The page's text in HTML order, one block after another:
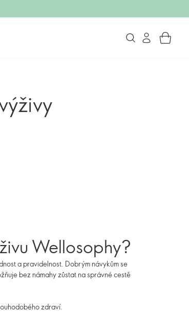
Wellosophy?
a pravidelnost. Dobrým návykům se
bez námahy zůstat na správné cestě
zdraví.